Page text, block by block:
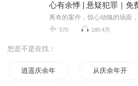
心有余悸 | 悬疑犯罪｜免
570 180.4万
您是不是在找：
逍遥庆余年 从庆余年开始